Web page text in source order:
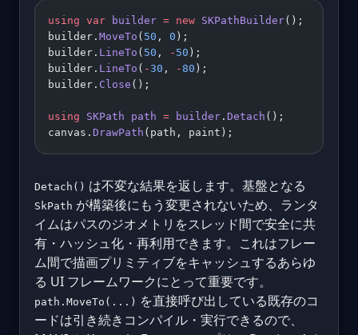
using var builder = new SKPathBuilder();
builder. MoveTo ( 50 , 0 );
builder. LineTo ( 50 , - 50 );
builder. LineTo ( -30 , -80 );
builder. Close ();
using SKPath path = builder . Detach ();
canvas. DrawPath (path, paint);
Detach() は不変な結果を返します。基盤となる
SkPath が構築後にもう変更されないため、ランタ
イムはパスのジオメトリをスレッド間で安全に共
有・ハッシュ化・再利用できます。これはフレー
ム間で描画プリミティブをキャッシュするあらゆ
る UI フレームワークにとって重要です。
path.MoveTo(...) を直接呼び出している既存のコ
ードは引き続きコンパイル・実行できるので、